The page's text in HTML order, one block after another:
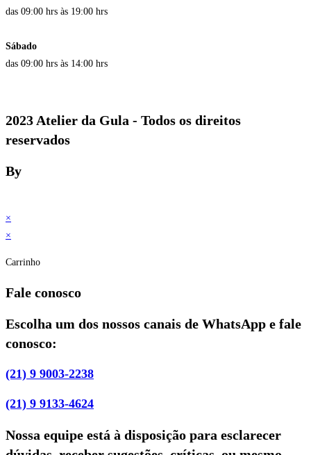
das 09:00 hrs às 19:00 hrs
Sábado
das 09:00 hrs às 14:00 hrs
2023 Atelier da Gula - Todos os direitos
reservados
By
×
×
Carrinho
Fale conosco
Escolha um dos nossos canais de WhatsApp e fale
conosco:
(21) 9 9003-2238
(21) 9 9133-4624
Nossa equipe está à disposição para esclarecer